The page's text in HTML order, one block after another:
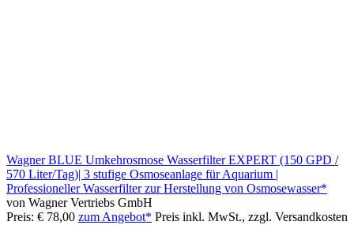
Wagner BLUE Umkehrosmose Wasserfilter EXPERT (150 GPD /
570 Liter/Tag)| 3 stufige Osmoseanlage für Aquarium |
Professioneller Wasserfilter zur Herstellung von Osmosewasser*
von Wagner Vertriebs GmbH
Preis: € 78,00 zum Angebot* Preis inkl. MwSt., zzgl. Versandkosten